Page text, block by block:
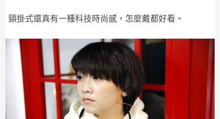
頸掛式還真有一種科技時尚感，怎麼戴都好看。